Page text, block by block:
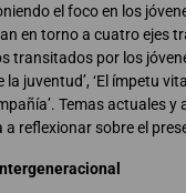
el foco en los
en torno a cuatro ejes
transitados por los
la juventud’, ‘El ímpetu
Temas actuales
a reflexionar sobre el